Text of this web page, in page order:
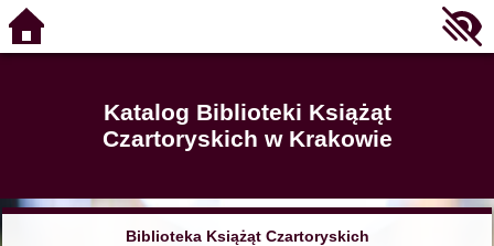
Katalog Biblioteki Książąt
Czartoryskich w Krakowie
Biblioteka Książąt Czartoryskich